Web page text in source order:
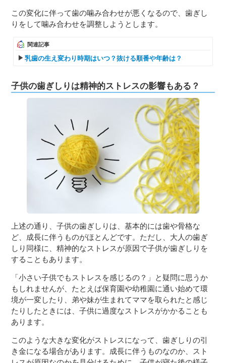
この変化に伴って歯の噛み合わせが悪くなるので、歯ぎし
りをして噛み合わせを調整しようとします。
関連記事
乳歯の生え変わり時期はいつ？抜ける順番や年齢は？
子供の歯ぎしりは精神的ストレスの影響もある？
上述の通り、子供の歯ぎしりは、基本的には歯や骨格な
ど、成長に伴うものがほとんどです。ただし、大人の歯ぎ
しり同様に、精神的なストレスが原因で子供が歯ぎしりを
することもあります。
「小さい子供でもストレスを感じるの？」と疑問に思うか
もしれませんが、たとえば保育園や幼稚園に通い始めて環
境が一変したり、弟や妹が生まれてママを取られたと感じ
たりしたときには、子供に過度なストレスがかかることも
あります。
このような大きな変化がストレスになって、歯ぎしりの引
き金になる場合があります。成長に伴うものなのか、スト